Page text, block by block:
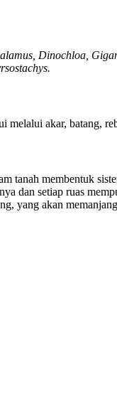
Dinochloa,
melalui akar, batang,
tanah membentuk
dan setiap ruas
yang akan